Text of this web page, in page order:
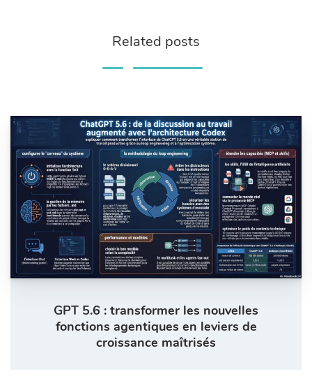
Related posts
GPT 5.6 : transformer les nouvelles
fonctions agentiques en leviers de
croissance maîtrisés